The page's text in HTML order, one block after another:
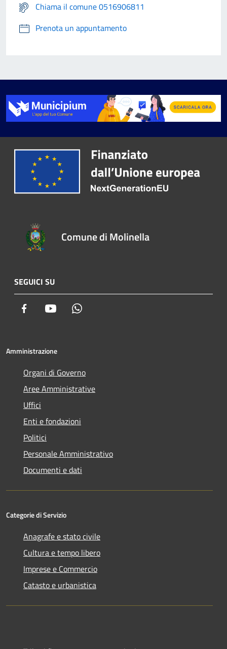
Chiama il comune 0516906811
Prenota un appuntamento
Comune di Molinella
SEGUICI SU
Facebook Youtube
Amministrazione
Organi di Governo
Aree Amministrative
Uffici
Enti e fondazioni
Politici
Personale Amministrativo
Documenti e dati
Categorie di Servizio
Anagrafe e stato civile
Cultura e tempo libero
Imprese e Commercio
Catasto e urbanistica